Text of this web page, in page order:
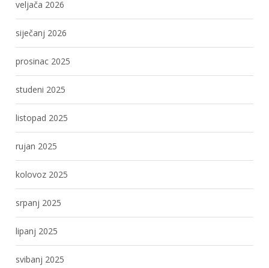
veljača 2026
siječanj 2026
prosinac 2025
studeni 2025
listopad 2025
rujan 2025
kolovoz 2025
srpanj 2025
lipanj 2025
svibanj 2025